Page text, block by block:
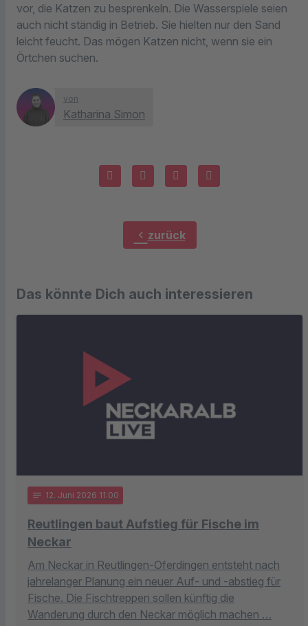
vor, die Katzen zu besprenkeln. Die Wasserspiele seien
auch nicht ständig in Betrieb. Sie hielten nur den Sand
leicht feucht. Das mögen Katzen nicht, wenn sie ein
Örtchen suchen.
von
Katharina Simon
chevron_left zurück
Das könnte Dich auch interessieren
notes 12. Juni 2026 11:00
Reutlingen baut Aufstieg für Fische im
Neckar
Am Neckar in Reutlingen-Oferdingen entsteht nach
jahrelanger Planung ein neuer Auf- und -abstieg für
Fische. Die Fischtreppen sollen künftig die
Wanderung durch den Neckar möglich machen …